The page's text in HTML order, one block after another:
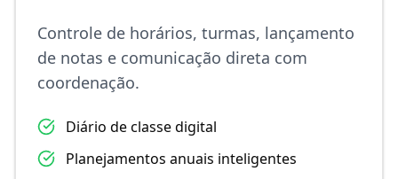
Controle de horários, turmas, lançamento
de notas e comunicação direta com
coordenação.
Diário de classe digital
Planejamentos anuais inteligentes